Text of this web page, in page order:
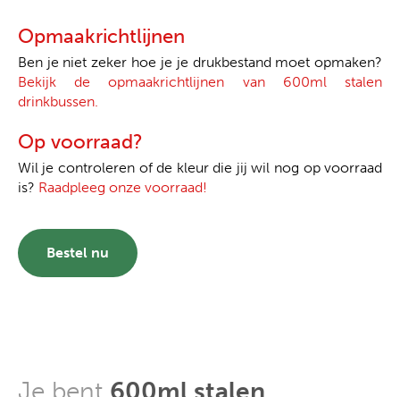
Opmaakrichtlijnen
Ben je niet zeker hoe je je drukbestand moet opmaken?
Bekijk de opmaakrichtlijnen van 600ml stalen
drinkbussen.
Op voorraad?
Wil je controleren of de kleur die jij wil nog op voorraad
is? Raadpleeg onze voorraad!
Bestel nu